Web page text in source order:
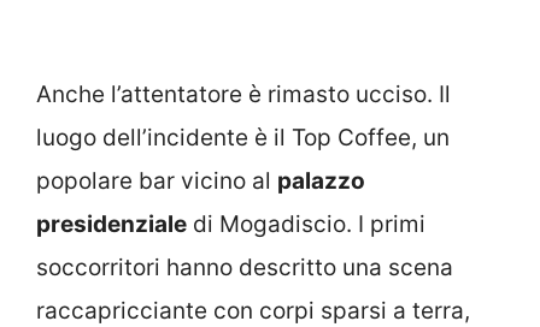
Anche l’attentatore è rimasto ucciso. Il
luogo dell’incidente è il Top Coffee, un
popolare bar vicino al palazzo
presidenziale di Mogadiscio. I primi
soccorritori hanno descritto una scena
raccapricciante con corpi sparsi a terra,